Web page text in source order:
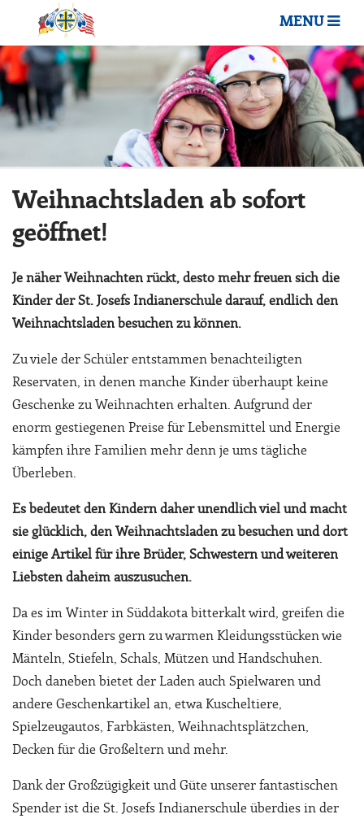
MENU
Weihnachtsladen ab sofort
geöffnet!
Je näher Weihnachten rückt, desto mehr freuen sich die
Kinder der St. Josefs Indianerschule darauf, endlich den
Weihnachtsladen besuchen zu können.
Zu viele der Schüler entstammen benachteiligten
Reservaten, in denen manche Kinder überhaupt keine
Geschenke zu Weihnachten erhalten. Aufgrund der
enorm gestiegenen Preise für Lebensmittel und Energie
kämpfen ihre Familien mehr denn je ums tägliche
Überleben.
Es bedeutet den Kindern daher unendlich viel und macht
sie glücklich, den Weihnachtsladen zu besuchen und dort
einige Artikel für ihre Brüder, Schwestern und weiteren
Liebsten daheim auszusuchen.
Da es im Winter in Süddakota bitterkalt wird, greifen die
Kinder besonders gern zu warmen Kleidungsstücken wie
Mänteln, Stiefeln, Schals, Mützen und Handschuhen.
Doch daneben bietet der Laden auch Spielwaren und
andere Geschenkartikel an, etwa Kuscheltiere,
Spielzeugautos, Farbkästen, Weihnachtsplätzchen,
Decken für die Großeltern und mehr.
Dank der Großzügigkeit und Güte unserer fantastischen
Spender ist die St. Josefs Indianerschule überdies in der